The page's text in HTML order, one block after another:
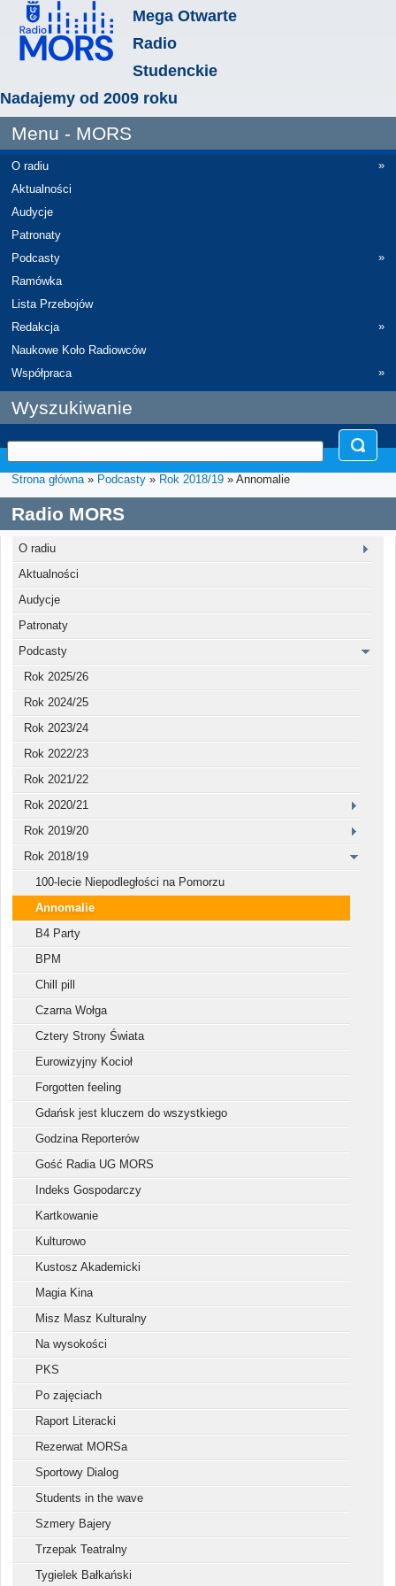
Mega Otwarte
Radio
Studenckie
Nadajemy od 2009 roku
Menu - MORS
O radiu
»
Aktualności
Audycje
Patronaty
Podcasty
»
Ramówka
Lista Przebojów
Redakcja
»
Naukowe Koło Radiowców
Współpraca
»
Wyszukiwanie
Strona główna» Podcasty » Rok 2018/19 » Annomalie
Radio MORS
O radiu
Aktualności
Audycje
Patronaty
Podcasty
Rok 2025/26
Rok 2024/25
Rok 2023/24
Rok 2022/23
Rok 2021/22
Rok 2020/21
Rok 2019/20
Rok 2018/19
100-lecie Niepodległości na Pomorzu
Annomalie
B4 Party
BPM
Chill pill
Czarna Wołga
Cztery Strony Świata
Eurowizyjny Kocioł
Forgotten feeling
Gdańsk jest kluczem do wszystkiego
Godzina Reporterów
Gość Radia UG MORS
Indeks Gospodarczy
Kartkowanie
Kulturowo
Kustosz Akademicki
Magia Kina
Misz Masz Kulturalny
Na wysokości
PKS
Po zajęciach
Raport Literacki
Rezerwat MORSa
Sportowy Dialog
Students in the wave
Szmery Bajery
Trzepak Teatralny
Tygielek Bałkański